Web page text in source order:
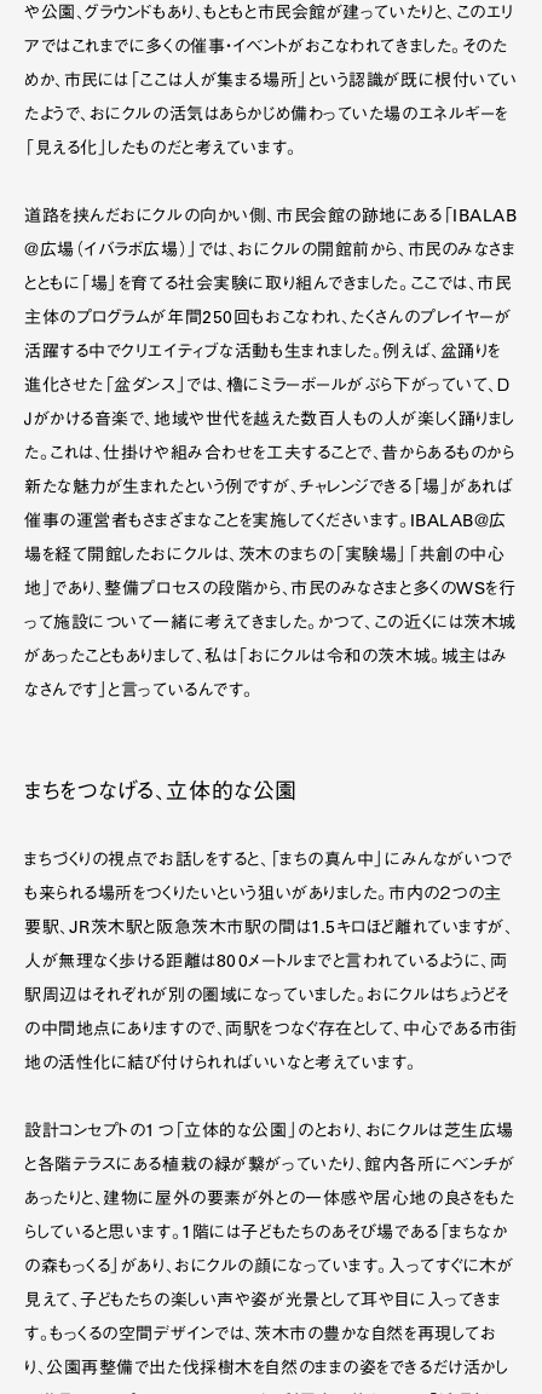
や公園、グラウンドもあり、もともと市民会館が建っていたりと、このエリ
アではこれまでに多くの催事・イベントがおこなわれてきました。そのた
めか、市民には「ここは人が集まる場所」という認識が既に根付いてい
たようで、おにクルの活気はあらかじめ備わっていた場のエネルギーを
「見える化」したものだと考えています。
道路を挟んだおにクルの向かい側、市民会館の跡地にある「IBALAB
＠広場（イバラボ広場）」では、おにクルの開館前から、市民のみなさま
とともに「場」を育てる社会実験に取り組んできました。ここでは、市民
主体のプログラムが年間250回もおこなわれ、たくさんのプレイヤーが
活躍する中でクリエイティブな活動も生まれました。例えば、盆踊りを
進化させた「盆ダンス」では、櫓にミラーボールがぶら下がっていて、Ｄ
Ｊがかける音楽で、地域や世代を越えた数百人もの人が楽しく踊りまし
た。これは、仕掛けや組み合わせを工夫することで、昔からあるものから
新たな魅力が生まれたという例ですが、チャレンジできる「場」があれば
催事の運営者もさまざまなことを実施してくださいます。IBALAB＠広
場を経て開館したおにクルは、茨木のまちの「実験場」「共創の中心
地」であり、整備プロセスの段階から、市民のみなさまと多くのWSを行
って施設について一緒に考えてきました。かつて、この近くには茨木城
があったこともありまして、私は「おにクルは令和の茨木城。城主はみ
なさんです」と言っているんです。
まちをつなげる、立体的な公園
まちづくりの視点でお話しをすると、「まちの真ん中」にみんながいつで
も来られる場所をつくりたいという狙いがありました。市内の２つの主
要駅、JR茨木駅と阪急茨木市駅の間は1.5キロほど離れていますが、
人が無理なく歩ける距離は800メートルまでと言われているように、両
駅周辺はそれぞれが別の圏域になっていました。おにクルはちょうどそ
の中間地点にありますので、両駅をつなぐ存在として、中心である市街
地の活性化に結び付けられればいいなと考えています。
設計コンセプトの１つ「立体的な公園」のとおり、おにクルは芝生広場
と各階テラスにある植栽の緑が繋がっていたり、館内各所にベンチが
あったりと、建物に屋外の要素が外との一体感や居心地の良さをもた
らしていると思います。1階には子どもたちのあそび場である「まちなか
の森もっくる」があり、おにクルの顔になっています。入ってすぐに木が
見えて、子どもたちの楽しい声や姿が光景として耳や目に入ってきま
す。もっくるの空間デザインでは、茨木市の豊かな自然を再現してお
り、公園再整備で出た伐採樹木を自然のままの姿をできるだけ活かし